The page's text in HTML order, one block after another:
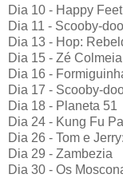
Dia 10 - Happy
Dia 11 - Scooby-
Dia 13 - Hop:
Dia 15 - Zé Colmeia
Dia 16 -
Dia 17 - Scooby-
Dia 18 - Planeta 51
Dia 24 - Kung Fu
Dia 26 - Tom e
Dia 29 - Zambezia
Dia 30 - Os